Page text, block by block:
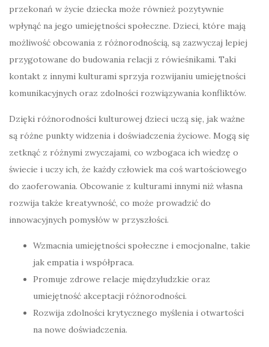
przekonań w życie dziecka może również pozytywnie
wpłynąć na jego umiejętności społeczne. Dzieci, które mają
możliwość obcowania z różnorodnością, są zazwyczaj lepiej
przygotowane do budowania relacji z rówieśnikami. Taki
kontakt z innymi kulturami sprzyja rozwijaniu umiejętności
komunikacyjnych oraz zdolności rozwiązywania konfliktów.
Dzięki różnorodności kulturowej dzieci uczą się, jak ważne
są różne punkty widzenia i doświadczenia życiowe. Mogą się
zetknąć z różnymi zwyczajami, co wzbogaca ich wiedzę o
świecie i uczy ich, że każdy człowiek ma coś wartościowego
do zaoferowania. Obcowanie z kulturami innymi niż własna
rozwija także kreatywność, co może prowadzić do
innowacyjnych pomysłów w przyszłości.
Wzmacnia umiejętności społeczne i emocjonalne, takie
jak empatia i współpraca.
Promuje zdrowe relacje międzyludzkie oraz
umiejętność akceptacji różnorodności.
Rozwija zdolności krytycznego myślenia i otwartości
na nowe doświadczenia.